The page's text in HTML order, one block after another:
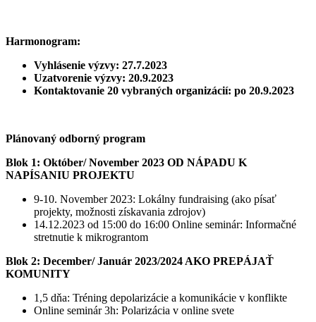
Harmonogram:
Vyhlásenie výzvy: 27.7.2023
Uzatvorenie výzvy: 20.9.2023
Kontaktovanie 20 vybraných organizácií: po 20.9.2023
Plánovaný odborný program
Blok 1: Október/ November 2023 OD NÁPADU K
NAPÍSANIU PROJEKTU
9-10. November 2023: Lokálny fundraising (ako písať
projekty, možnosti získavania zdrojov)
14.12.2023 od 15:00 do 16:00 Online seminár: Informačné
stretnutie k mikrograntom
Blok 2: December/ Január 2023/2024 AKO PREPÁJAŤ
KOMUNITY
1,5 dňa: Tréning depolarizácie a komunikácie v konflikte
Online seminár 3h: Polarizácia v online svete